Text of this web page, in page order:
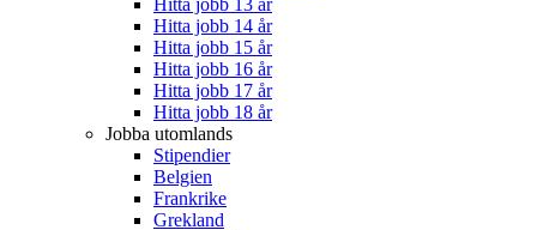
Hitta jobb 13 år
Hitta jobb 14 år
Hitta jobb 15 år
Hitta jobb 16 år
Hitta jobb 17 år
Hitta jobb 18 år
Jobba utomlands
Stipendier
Belgien
Frankrike
Grekland